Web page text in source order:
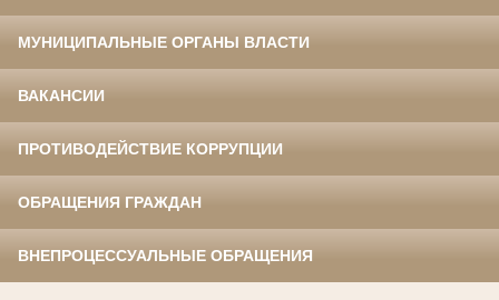
МУНИЦИПАЛЬНЫЕ ОРГАНЫ ВЛАСТИ
ВАКАНСИИ
ПРОТИВОДЕЙСТВИЕ КОРРУПЦИИ
ОБРАЩЕНИЯ ГРАЖДАН
ВНЕПРОЦЕССУАЛЬНЫЕ ОБРАЩЕНИЯ